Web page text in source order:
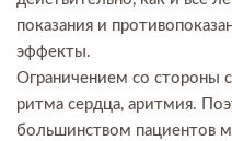
показания и
эффекты.
Ограничением со стороны
ритма сердца, аритмия.
большинством пациентов